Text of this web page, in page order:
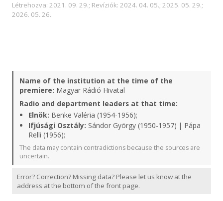
Létrehozva: 2021. 09. 29.; Revíziók: 2024. 04. 05.; 2025. 05. 29.;
2026. 05. 26.
Name of the institution at the time of the
premiere: Magyar Rádió Hivatal
Radio and department leaders at that time:
Elnök: Benke Valéria (1954-1956);
Ifjúsági Osztály: Sándor György (1950-1957) | Pápa
Relli (1956);
The data may contain contradictions because the sources are
uncertain.
Error? Correction? Missing data? Please let us know at the
address at the bottom of the front page.